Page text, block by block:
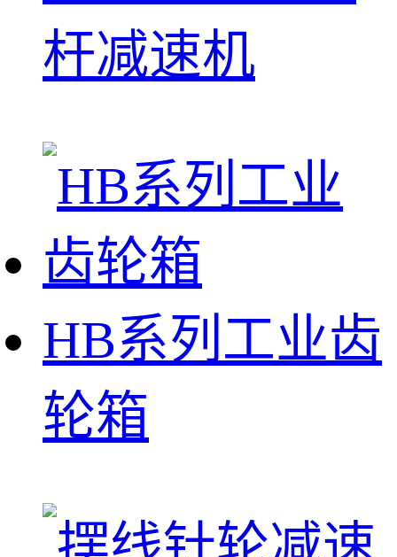
杆减速机
HB系列工业齿
轮箱